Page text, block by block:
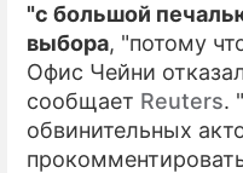
"с большой
выбора, "потому
Офис Чейни
сообщает Reuters.
обвинительных